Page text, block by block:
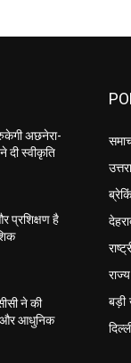
अछनेरा-
दी स्वीकृति
प्रशिक्षण है
ने की
और आधुनिक
राज्य